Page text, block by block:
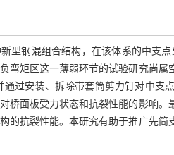
型钢混组合结构，在该体系的中支
弯矩区这一薄弱环节的试验研究尚
通过安装、拆除带套筒剪力钉对中支
桥面板受力状态和抗裂性能的影响
的抗裂性能。本研究有助于推广先